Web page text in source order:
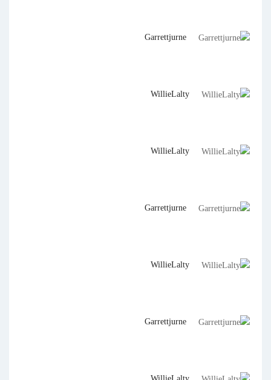
Garrettjurne
WillieLalty
WillieLalty
Garrettjurne
WillieLalty
Garrettjurne